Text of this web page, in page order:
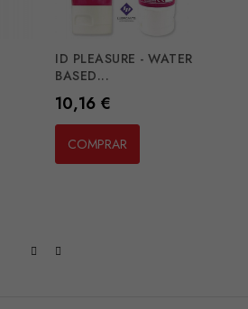
ID PLEASURE - WATER
BASED...
Preço
10,16 €
COMPRAR